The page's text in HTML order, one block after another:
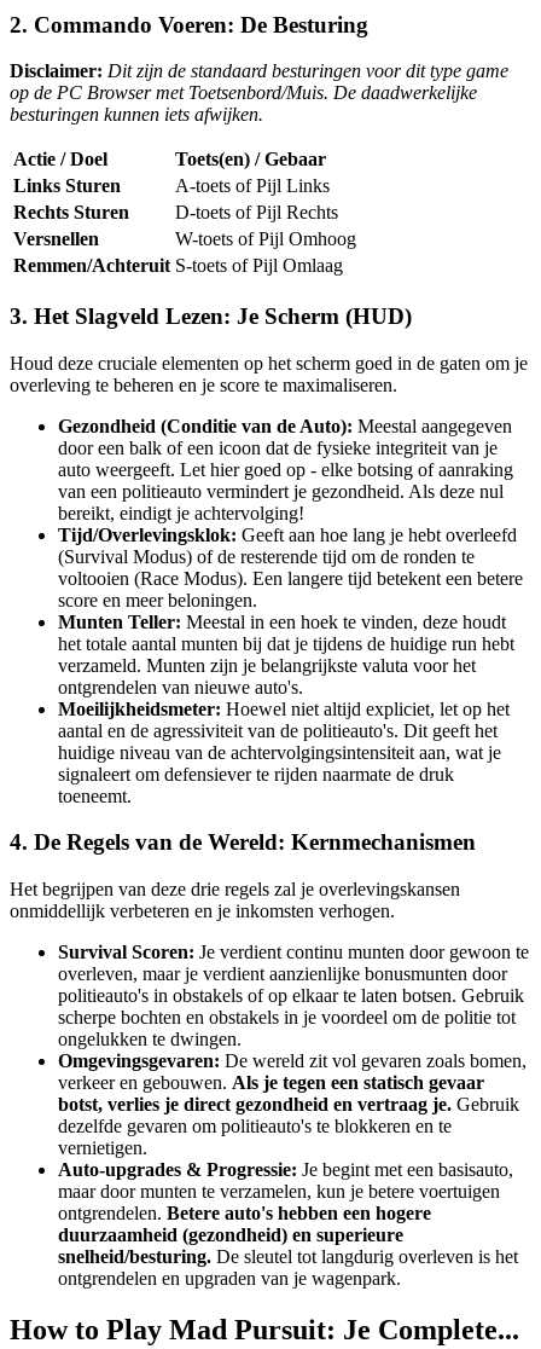
2. Commando Voeren: De Besturing
Disclaimer: Dit zijn de standaard besturingen voor dit type game
op de PC Browser met Toetsenbord/Muis. De daadwerkelijke
besturingen kunnen iets afwijken.
Actie / Doel
Toets(en) / Gebaar
Links Sturen
A-toets of Pijl Links
Rechts Sturen
D-toets of Pijl Rechts
Versnellen
W-toets of Pijl Omhoog
Remmen/Achteruit S-toets of Pijl Omlaag
3. Het Slagveld Lezen: Je Scherm (HUD)
Houd deze cruciale elementen op het scherm goed in de gaten om je
overleving te beheren en je score te maximaliseren.
Gezondheid (Conditie van de Auto): Meestal aangegeven
door een balk of een icoon dat de fysieke integriteit van je
auto weergeeft. Let hier goed op - elke botsing of aanraking
van een politieauto vermindert je gezondheid. Als deze nul
bereikt, eindigt je achtervolging!
Tijd/Overlevingsklok: Geeft aan hoe lang je hebt overleefd
(Survival Modus) of de resterende tijd om de ronden te
voltooien (Race Modus). Een langere tijd betekent een betere
score en meer beloningen.
Munten Teller: Meestal in een hoek te vinden, deze houdt
het totale aantal munten bij dat je tijdens de huidige run hebt
verzameld. Munten zijn je belangrijkste valuta voor het
ontgrendelen van nieuwe auto's.
Moeilijkheidsmeter: Hoewel niet altijd expliciet, let op het
aantal en de agressiviteit van de politieauto's. Dit geeft het
huidige niveau van de achtervolgingsintensiteit aan, wat je
signaleert om defensiever te rijden naarmate de druk
toeneemt.
4. De Regels van de Wereld: Kernmechanismen
Het begrijpen van deze drie regels zal je overlevingskansen
onmiddellijk verbeteren en je inkomsten verhogen.
Survival Scoren: Je verdient continu munten door gewoon te
overleven, maar je verdient aanzienlijke bonusmunten door
politieauto's in obstakels of op elkaar te laten botsen. Gebruik
scherpe bochten en obstakels in je voordeel om de politie tot
ongelukken te dwingen.
Omgevingsgevaren: De wereld zit vol gevaren zoals bomen,
verkeer en gebouwen. Als je tegen een statisch gevaar
botst, verlies je direct gezondheid en vertraag je. Gebruik
dezelfde gevaren om politieauto's te blokkeren en te
vernietigen.
Auto-upgrades & Progressie: Je begint met een basisauto,
maar door munten te verzamelen, kun je betere voertuigen
ontgrendelen. Betere auto's hebben een hogere
duurzaamheid (gezondheid) en superieure
snelheid/besturing. De sleutel tot langdurig overleven is het
ontgrendelen en upgraden van je wagenpark.
How to Play Mad Pursuit: Je Complete...